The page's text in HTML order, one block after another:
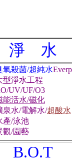
淨 水
氧殺菌/超純水
型淨水工程
UV/UF/O3
能活水/磁化
泉水/電解水/超酸水
產/泳池
觀/園藝
B.O.T